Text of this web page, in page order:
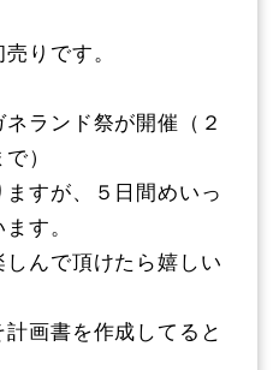
りです。
ランド祭が開催（２
）
すが、５日間めいっ
す。
んで頂けたら嬉しい
画書を作成してると